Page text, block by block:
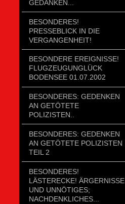
GEDANKEN...
BESONDERES!
PRESSEBLICK IN DIE
VERGANGENHEIT!
BESONDERE EREIGNISSE!
FLUGZEUGUNGLÜCK
BODENSEE 01.07.2002
BESONDERES: GEDENKEN
AN GETÖTETE
POLIZISTEN..
BESONDERES: GEDENKEN
AN GETÖTETE POLIZISTEN
TEIL 2
BESONDERES!
LÄSTERECKE! ÄRGERNISSE
UND UNNÖTIGES;
NACHDENKLICHES...